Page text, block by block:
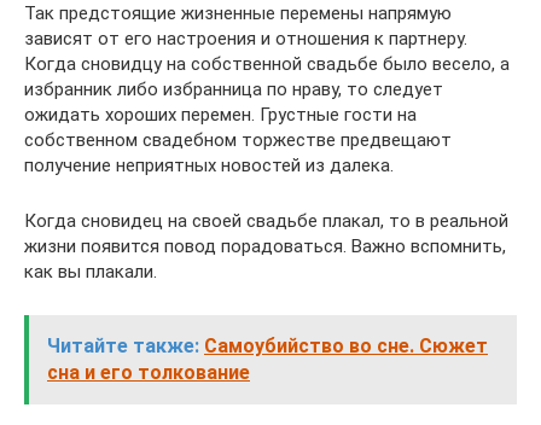
Так предстоящие жизненные перемены напрямую
зависят от его настроения и отношения к партнеру.
Когда сновидцу на собственной свадьбе было весело, а
избранник либо избранница по нраву, то следует
ожидать хороших перемен. Грустные гости на
собственном свадебном торжестве предвещают
получение неприятных новостей из далека.
Когда сновидец на своей свадьбе плакал, то в реальной
жизни появится повод порадоваться. Важно вспомнить,
как вы плакали.
Читайте также: Самоубийство во сне. Сюжет
сна и его толкование